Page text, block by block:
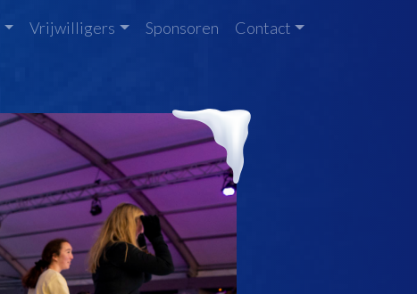
Vrijwilligers Sponsoren Contact